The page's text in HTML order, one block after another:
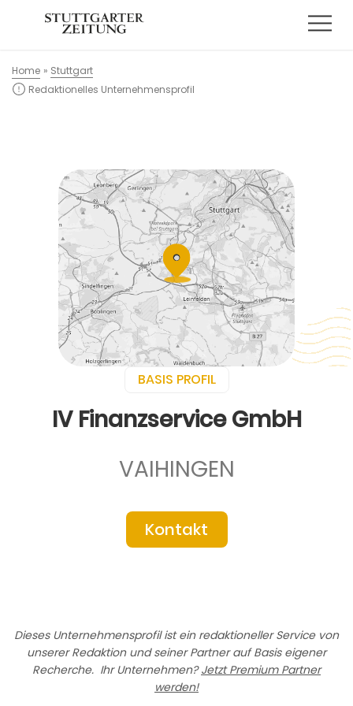
Home » Stuttgart
Redaktionelles Unternehmensprofil
BASIS PROFIL
IV Finanzservice GmbH
VAIHINGEN
Kontakt
Dieses Unternehmensprofil ist ein redaktioneller Service von
unserer Redaktion und seiner Partner auf Basis eigener
Recherche. Ihr Unternehmen?Jetzt Premium Partner
werden!